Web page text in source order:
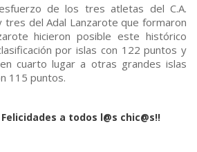
de los tres atletas del C.A.
tres del Adal Lanzarote que formaron
hicieron posible este histórico
por islas con 122 puntos y
cuarto lugar a otras grandes islas
115 puntos.
a todos l@s chic@s!!